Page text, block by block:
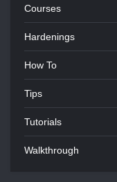
Courses
Hardenings
How To
Tips
Tutorials
Walkthrough